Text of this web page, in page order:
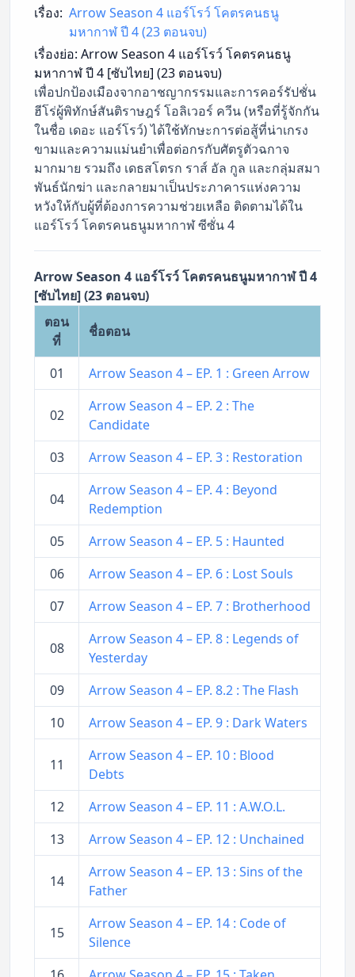
เรื่อง: Arrow Season 4 แอร์โรว์ โคตรคนธนู
มหากาฬ ปี 4 (23 ตอนจบ)
เรื่องย่อ: Arrow Season 4 แอร์โรว์ โคตรคนธนู
มหากาฬ ปี 4 [ซับไทย] (23 ตอนจบ)
เพื่อปกป้องเมืองจากอาชญากรรมและการคอร์รัปชั่น
ฮีโร่ผู้พิทักษ์สันติราษฎร์ โอลิเวอร์ ควีน (หรือที่รู้จักกัน
ในชื่อ เดอะ แอร์โรว์) ได้ใช้ทักษะการต่อสู้ที่น่าเกรง
ขามและความแม่นยำเพื่อต่อกรกับศัตรูตัวฉกาจ
มากมาย รวมถึง เดธสโตรก ราส์ อัล กูล และกลุ่มสมา
พันธ์นักฆ่า และกลายมาเป็นประภาคารแห่งความ
หวังให้กับผู้ที่ต้องการความช่วยเหลือ ติดตามได้ใน
แอร์โรว์ โคตรคนธนูมหากาฬ ซีซั่น 4
Arrow Season 4 แอร์โรว์ โคตรคนธนูมหากาฬ ปี 4
[ซับไทย] (23 ตอนจบ)
ตอน
ที่
ชื่อตอน
01 Arrow Season 4 – EP. 1 : Green Arrow
02
Arrow Season 4 – EP. 2 : The
Candidate
03
Arrow Season 4 – EP. 3 : Restoration
04
Arrow Season 4 – EP. 4 : Beyond
Redemption
05
Arrow Season 4 – EP. 5 : Haunted
06
Arrow Season 4 – EP. 6 : Lost Souls
07
Arrow Season 4 – EP. 7 : Brotherhood
08
Arrow Season 4 – EP. 8 : Legends of
Yesterday
09
Arrow Season 4 – EP. 8.2 : The Flash
10
Arrow Season 4 – EP. 9 : Dark Waters
11
Arrow Season 4 – EP. 10 : Blood
Debts
12
Arrow Season 4 – EP. 11 : A.W.O.L.
13
Arrow Season 4 – EP. 12 : Unchained
14
Arrow Season 4 – EP. 13 : Sins of the
Father
15
Arrow Season 4 – EP. 14 : Code of
Silence